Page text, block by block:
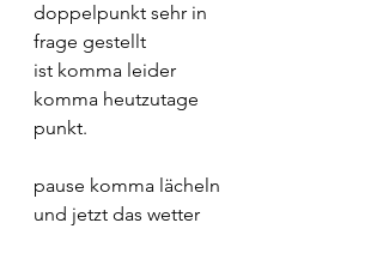
doppelpunkt sehr in
frage gestellt
ist komma leider
komma heutzutage
punkt.
pause komma lächeln
und jetzt das wetter